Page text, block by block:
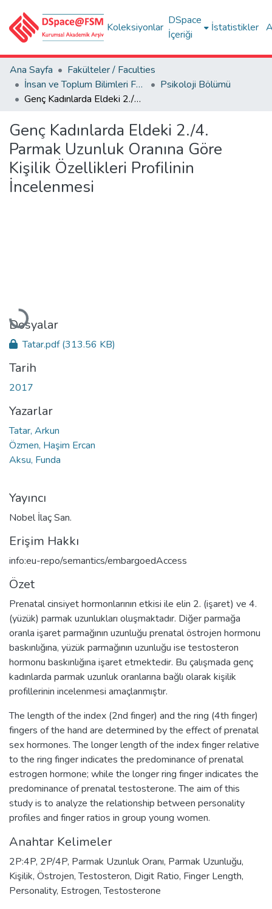
Koleksiyonlar
DSpace
İçeriği
İstatistikler
Ana Sayfa
Fakülteler / Faculties
İnsan ve Toplum Bilimleri Fakültesi / Faculty of Humanities and Social Sciences
Psikoloji Bölümü
Genç Kadınlarda Eldeki 2./4. Parmak Uzunluk Oranına Göre Kişilik Özellikleri Profilinin İncelenmesi
Genç Kadınlarda Eldeki 2./4.
Parmak Uzunluk Oranına Göre
Kişilik Özellikleri Profilinin
İncelenmesi
Yükleniyor...
Dosyalar
Tatar.pdf(313.56 KB)
Tarih
2017
Yazarlar
Tatar, Arkun
Özmen, Haşim Ercan
Aksu, Funda
Yayıncı
Nobel İlaç San.
Erişim Hakkı
info:eu-repo/semantics/embargoedAccess
Özet
Prenatal cinsiyet hormonlarının etkisi ile elin 2. (işaret) ve 4.
(yüzük) parmak uzunlukları oluşmaktadır. Diğer parmağa
oranla işaret parmağının uzunluğu prenatal östrojen hormonu
baskınlığına, yüzük parmağının uzunluğu ise testosteron
hormonu baskınlığına işaret etmektedir. Bu çalışmada genç
kadınlarda parmak uzunluk oranlarına bağlı olarak kişilik
profillerinin incelenmesi amaçlanmıştır.
The length of the index (2nd finger) and the ring (4th finger)
fingers of the hand are determined by the effect of prenatal
sex hormones. The longer length of the index finger relative
to the ring finger indicates the predominance of prenatal
estrogen hormone; while the longer ring finger indicates the
predominance of prenatal testosterone. The aim of this
study is to analyze the relationship between personality
profiles and finger ratios in group young women.
Anahtar Kelimeler
2P:4P, 2P/4P, Parmak Uzunluk Oranı, Parmak Uzunluğu,
Kişilik, Östrojen,Testosteron, Digit Ratio, Finger Length,
Personality, Estrogen,Testosterone